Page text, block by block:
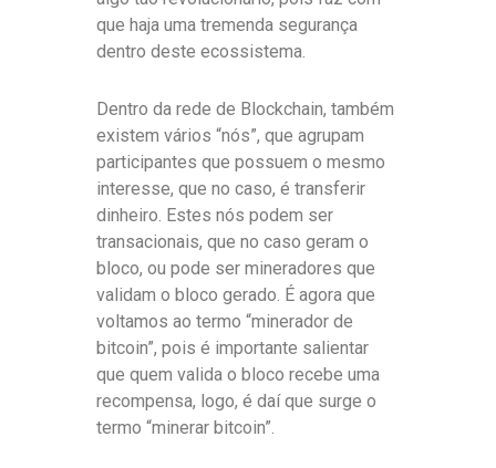
que haja uma tremenda segurança
dentro deste ecossistema.
Dentro da rede de Blockchain, também
existem vários “nós”, que agrupam
participantes que possuem o mesmo
interesse, que no caso, é transferir
dinheiro. Estes nós podem ser
transacionais, que no caso geram o
bloco, ou pode ser mineradores que
validam o bloco gerado. É agora que
voltamos ao termo “minerador de
bitcoin”, pois é importante salientar
que quem valida o bloco recebe uma
recompensa, logo, é daí que surge o
termo “minerar bitcoin”.